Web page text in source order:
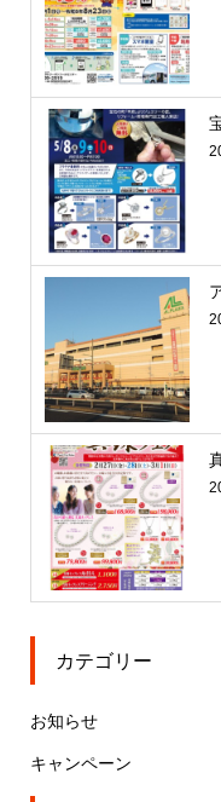
カテゴリー
お知らせ
キャンペーン